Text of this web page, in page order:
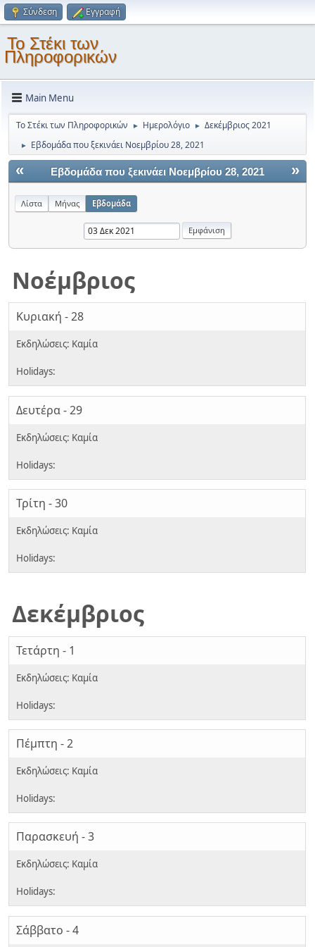
Σύνδεση Εγγραφή
Το Στέκι των
Πληροφορικών
Main Menu
Το Στέκι των Πληροφορικών ► Ημερολόγιο ► Δεκέμβριος 2021
► Εβδομάδα που ξεκινάει Νοεμβρίου 28, 2021
« »
Εβδομάδα που ξεκινάει Νοεμβρίου 28, 2021
Λίστα Μήνας Εβδομάδα
Νοέμβριος
Κυριακή - 28
Δευτέρα - 29
Τρίτη - 30
Δεκέμβριος
Τετάρτη - 1
Πέμπτη - 2
Παρασκευή - 3
Σάββατο - 4